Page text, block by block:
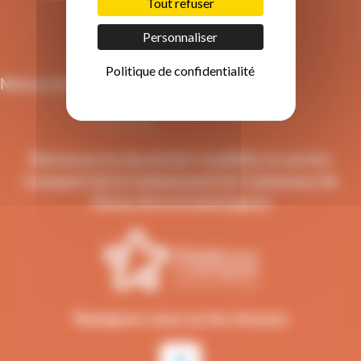
Nous écrire
04 50 91 49 96
Maison du Tourisme et de la mobilité
74300 Cluses
Cluses Arve et montagnes
Rejoignez-nous sur les réseaux
Personnaliser
Politique de confidentialité